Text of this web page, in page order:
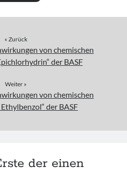
« Zurück
von chemischen
der BASF
Weiter »
von chemischen
der BASF
der einen